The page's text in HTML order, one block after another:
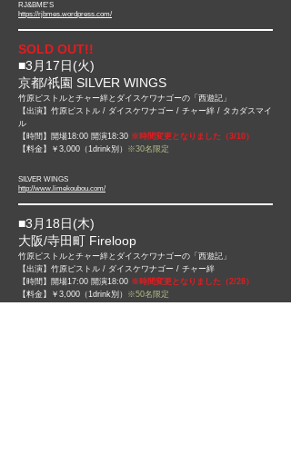
RJ&BME'S
https://rjbmes.wordpress.com/
SOLD OUT!!
■3月17日(火)​
京都/祇園 SILVER WINGS
竹原ピストルとチャー絆とダイスケワナゴーの「西遊記」
【出演】竹原ピストル / ダイスケワナゴー / チャー絆 / タカダスマイ
ル
【時間】開場18:00 開演18:30 ※時間変更となりました（3/10）
【料金】￥3,000（1drink別） ※30名限定
SILVER WINGS
http://www.limekoubou.com/
■3月18日(木)​
大阪/寺田町 Fireloop
竹原ピストルとチャー絆とダイスケワナゴーの「西遊記」
【出演】竹原ピストル / ダイスケワナゴー / チャー絆
【時間】開場17:00 開演18:00 ※時間変更となりました（2/28）
【料金】￥3,000（1drink別） ※50名限定